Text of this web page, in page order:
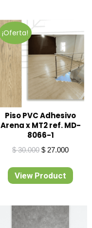
¡Oferta!
Piso PVC Adhesivo
Arena x MT2 ref. MD-
8066-1
$30.000 El
original
era:
$ 27.000El
actual
es:
View Product